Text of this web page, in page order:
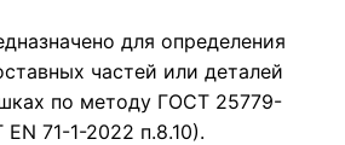
для определения
частей или деталей
по методу ГОСТ 25779-
71-1-2022 п.8.10).